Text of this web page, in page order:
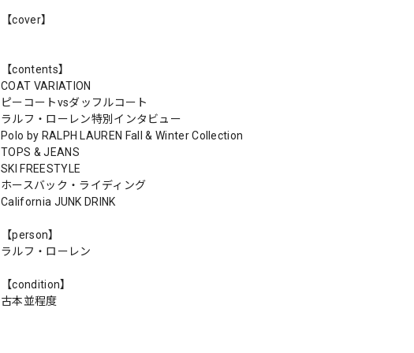
【cover】
【contents】
COAT VARIATION
ピーコートvsダッフルコート
ラルフ・ローレン特別インタビュー
Polo by RALPH LAUREN Fall & Winter Collection
TOPS & JEANS
SKI FREESTYLE
ホースバック・ライディング
California JUNK DRINK
【person】
ラルフ・ローレン
【condition】
古本並程度